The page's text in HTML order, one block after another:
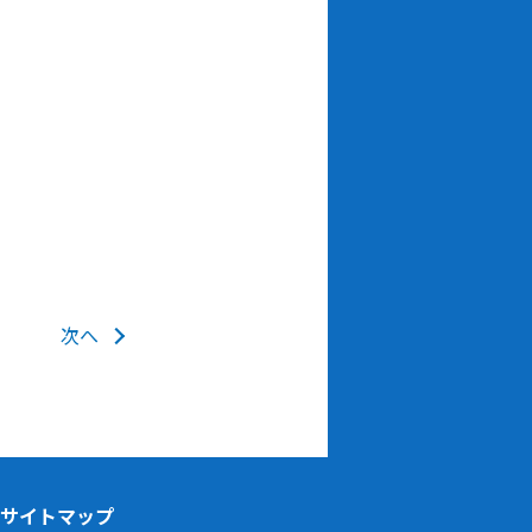
次へ
サイトマップ